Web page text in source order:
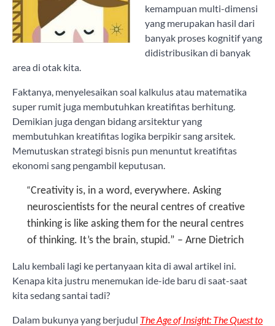
kemampuan multi-dimensi
yang merupakan hasil dari
banyak proses kognitif yang
didistribusikan di banyak
area di otak kita.
Faktanya, menyelesaikan soal kalkulus atau matematika
super rumit juga membutuhkan kreatifitas berhitung.
Demikian juga dengan bidang arsitektur yang
membutuhkan kreatifitas logika berpikir sang arsitek.
Memutuskan strategi bisnis pun menuntut kreatifitas
ekonomi sang pengambil keputusan.
“Creativity is, in a word, everywhere. Asking
neuroscientists for the neural centres of creative
thinking is like asking them for the neural centres
of thinking. It’s the brain, stupid.” – Arne Dietrich
Lalu kembali lagi ke pertanyaan kita di awal artikel ini.
Kenapa kita justru menemukan ide-ide baru di saat-saat
kita sedang santai tadi?
Dalam bukunya yang berjudul The Age of Insight: The Quest to